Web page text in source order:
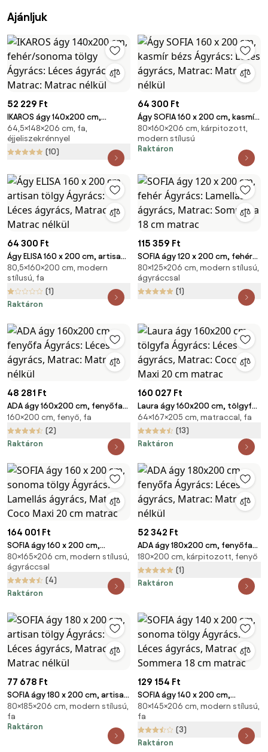
Ajánljuk
52 229 Ft
IKAROS ágy 140x200 cm,
fehér/sonoma tölgy Ágyrács:
Léces ágyrács, Matrac: Matrac
nélkül
64,5×148×206 cm, fa,
éjjeliszekrénnyel
(10)
64 300 Ft
Ágy SOFIA 160 x 200 cm, kasmír
bézs Ágyrács: Léces ágyrács,
Matrac: Matrac nélkül
80×160×206 cm, kárpitozott,
modern stílusú
Raktáron
64 300 Ft
Ágy ELISA 160 x 200 cm, artisan
tölgy Ágyrács: Léces ágyrács,
Matrac: Matrac nélkül
80,5×160×200 cm, modern
stílusú, fa
(1)
Raktáron
115 359 Ft
SOFIA ágy 120 x 200 cm, fehér
Ágyrács: Lamellás ágyrács,
Matrac: Sommera 18 cm matrac
80×125×206 cm, modern stílusú,
ágyráccsal
(1)
48 281 Ft
ADA ágy 160x200 cm, fenyőfa
Ágyrács: Léces ágyrács,
Matrac: Matrac nélkül
160×200 cm, fenyő, fa
(2)
Raktáron
160 027 Ft
Laura ágy 160x200 cm, tölgyfa
Ágyrács: Léces ágyrács,
Matrac: Coco Maxi 20 cm
matrac
64×167×205 cm, matraccal, fa
(13)
Raktáron
164 001 Ft
SOFIA ágy 160 x 200 cm,
sonoma tölgy Ágyrács:
Lamellás ágyrács, Matrac:
Coco Maxi 20 cm matrac
80×165×206 cm, modern stílusú,
ágyráccsal
(4)
Raktáron
52 342 Ft
ADA ágy 180x200 cm, fenyőfa
Ágyrács: Léces ágyrács,
Matrac: Matrac nélkül
180×200 cm, kárpitozott, fenyő
(1)
Raktáron
77 678 Ft
SOFIA ágy 180 x 200 cm, artisan
tölgy Ágyrács: Léces ágyrács,
Matrac: Matrac nélkül
80×185×206 cm, modern stílusú,
fa
Raktáron
129 154 Ft
SOFIA ágy 140 x 200 cm,
sonoma tölgy Ágyrács: Léces
ágyrács, Matrac: Sommera 18
cm matrac
80×145×206 cm, modern stílusú,
fa
(3)
Raktáron